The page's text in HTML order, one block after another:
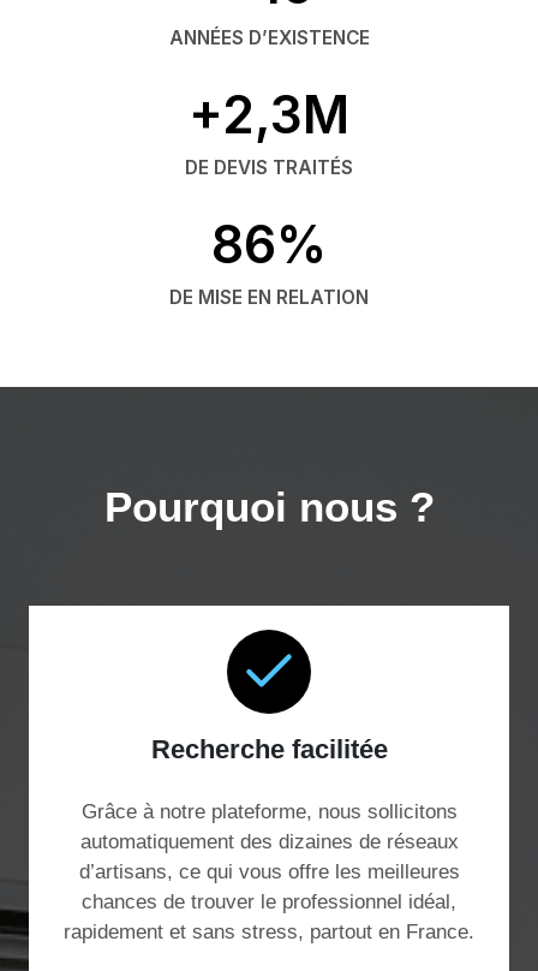
ANNÉES D’EXISTENCE
+2,3M
DE DEVIS TRAITÉS
86%
DE MISE EN RELATION
Pourquoi nous ?
Recherche facilitée
Grâce à notre plateforme, nous sollicitons
automatiquement des dizaines de réseaux
d’artisans, ce qui vous offre les meilleures
chances de trouver le professionnel idéal,
rapidement et sans stress, partout en France.